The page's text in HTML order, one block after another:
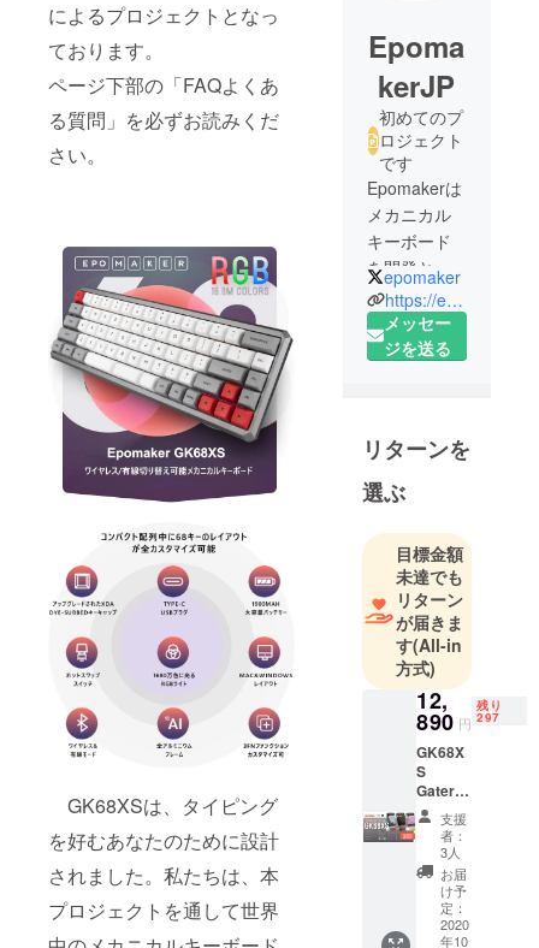
によるプロジェクトとなっ
ております。
ページ下部の「FAQよくあ
る質問」を必ずお読みくだ
さい。
GK68XSは、タイピング
を好むあなたのために設計
されました。私たちは、本
プロジェクトを通して世界
Epoma
kerJP
初めてのプ
ロジェクト
です
Epomakerは
メカニカル
キーボード
を開発と販
売している
チームで
す。私たち
カニカル
キーボード
を提供する
ことを目指
していま
す。アジア
のメカニカ
ルキーボー
ドメーカー
として、カ
スタマーの
生活及び仕
事にもっと
楽しさを差
し上げま
す。私たち
はずっとカ
スタマーの
個人好みた
epomaker
https://epomaker.com/
メッセー
ジを送る
リターンを
選ぶ
目標金額
未達でも
リターン
が届きま
す(All-in
方式)
12,
890 円
残り
297
GK68X
S
Gatero
n ワイ
ヤレス/
有線切
り替え
可能メ
カニカ
ルキー
支援
者：
3人
お届
け予
定：
2020
年10